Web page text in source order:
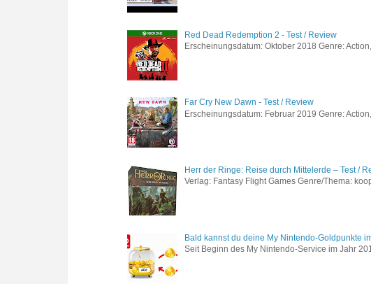
Red Dead Redemption 2 - Test / Review
Erscheinungsdatum: Oktober 2018 Genre:
Far Cry New Dawn - Test / Review
Erscheinungsdatum: Februar 2019 Genre:
Herr der Ringe: Reise durch Mittelerde – Test /
Verlag: Fantasy Flight Games Genre/Thema:
Bald kannst du deine My Nintendo-Goldpunkte
Seit Beginn des My Nintendo-Service im Jahr